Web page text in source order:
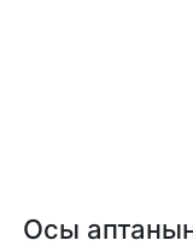
Осы